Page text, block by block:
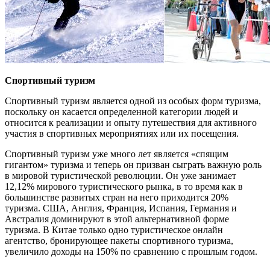
Спортивный туризм
Спортивный туризм является одной из особых форм туризма,
поскольку он касается определенной категории людей и
относится к реализации и опыту путешествия для активного
участия в спортивных мероприятиях или их посещения.
Спортивный туризм уже много лет является «спящим
гигантом» туризма и теперь он призван сыграть важную роль
в мировой туристической революции. Он уже занимает
12,12% мирового туристического рынка, в то время как в
большинстве развитых стран на него приходится 20%
туризма. США, Англия, Франция, Испания, Германия и
Австралия доминируют в этой альтернативной форме
туризма. В Китае только одно туристическое онлайн
агентство, бронирующее пакеты спортивного туризма,
увеличило доходы на 150% по сравнению с прошлым годом.